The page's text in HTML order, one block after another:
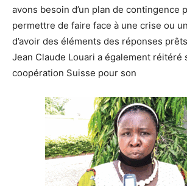
avons besoin d’un plan de contingence
permettre de faire face à une crise ou
d’avoir des éléments des réponses
Jean Claude Louari a également réitéré
coopération Suisse pour son